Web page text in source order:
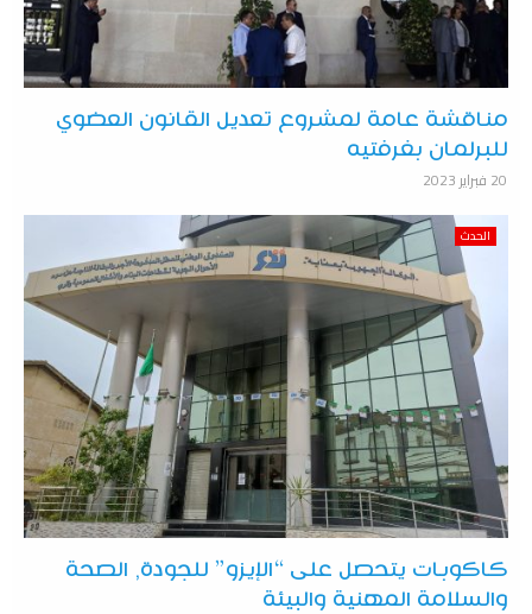
مناقشة عامة لمشروع تعديل القانون العضوي
للبرلمان بغرفتيه
20 فبراير 2023
الحدث
كاكوبات يتحصل على “الإيزو” للجودة, الصحة
والسلامة المهنية والبيئة